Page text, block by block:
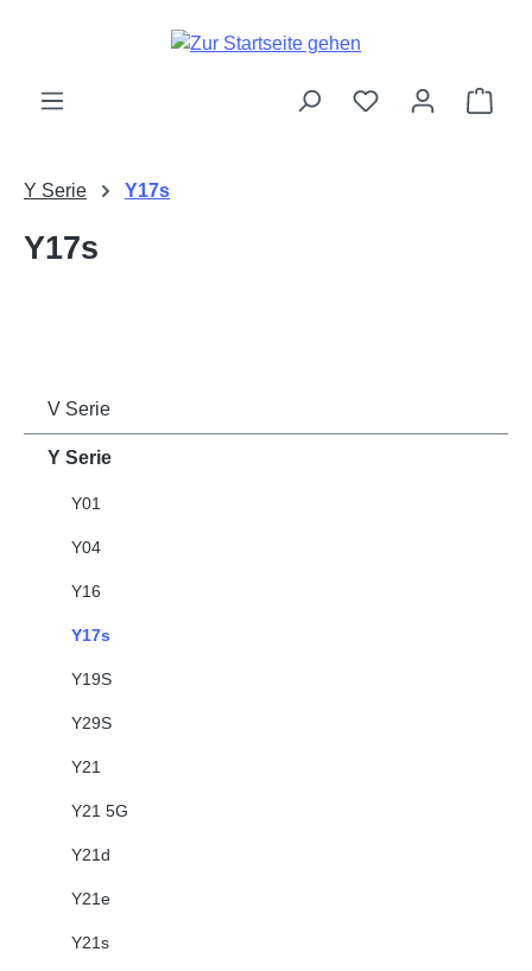
Zum Hauptinhalt springen
Y Serie Y17s
Y17s
V Serie
Y Serie
Y01
Y04
Y16
Y17s
Y19S
Y29S
Y21
Y21 5G
Y21d
Y21e
Y21s